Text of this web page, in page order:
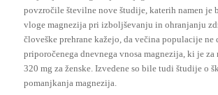
povzročile številne nove študije, katerih namen je
vloge magnezija pri izboljševanju in ohranjanju
človeške prehrane kažejo, da večina populacije ne
priporočenega dnevnega vnosa magnezija, ki je za
320 mg za ženske. Izvedene so bile tudi študije o
pomanjkanja magnezija.